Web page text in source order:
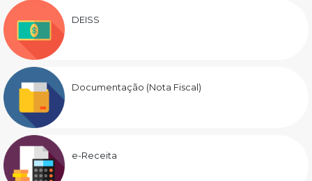
DEISS
Documentação (Nota Fiscal)
e-Receita